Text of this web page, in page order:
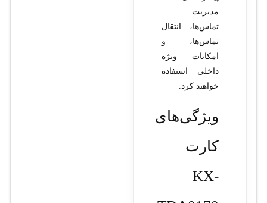
مدیریت
تماس‌ها، انتقال
تماس‌ها، و
امکانات ویژه
داخلی استفاده
خواهند کرد.
ویژگی‌های
کارت
KX-